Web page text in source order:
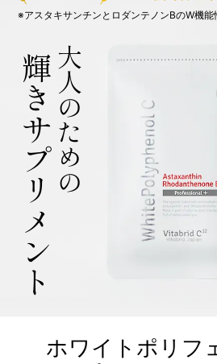
※アスタキサンチンとロダンテノンBのW機能
大人のための
輝きサプリメント
ホワイトポリフ